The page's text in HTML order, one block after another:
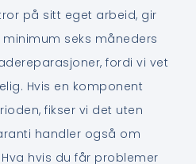
på sitt eget arbeid, gir
minimum seks måneders
fordi vi vet
Hvis en komponent
fikser vi det uten
handler også om
hvis du får problemer